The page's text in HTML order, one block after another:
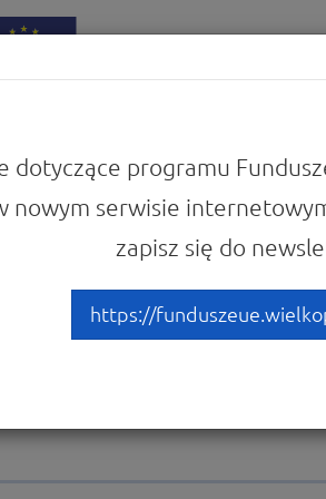
programu Konkursy i wydarzenia promocyjne
o funduszach
dotyczące programu
nowym serwisie
zapisz się do
https://